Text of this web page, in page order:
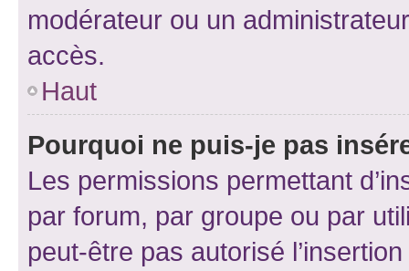
modérateur ou un
accès.
Haut
Pourquoi ne puis-je pas
Les permissions permettant
par forum, par groupe ou par
peut-être pas autorisé